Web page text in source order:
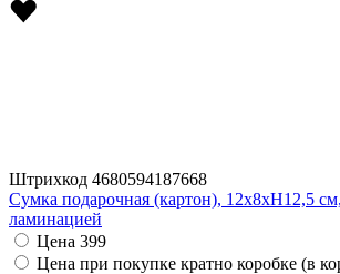
Штрихкод 4680594187668
Сумка подарочная (картон), 12x8xH12,5
ламинацией
Цена 399
Цена при покупке кратно коробке (в